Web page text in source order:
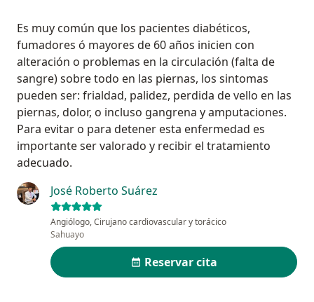
Es muy común que los pacientes diabéticos,
fumadores ó mayores de 60 años inicien con
alteración o problemas en la circulación (falta de
sangre) sobre todo en las piernas, los sintomas
pueden ser: frialdad, palidez, perdida de vello en las
piernas, dolor, o incluso gangrena y amputaciones.
Para evitar o para detener esta enfermedad es
importante ser valorado y recibir el tratamiento
adecuado.
José Roberto Suárez
Angiólogo, Cirujano cardiovascular y torácico
Sahuayo
Reservar cita